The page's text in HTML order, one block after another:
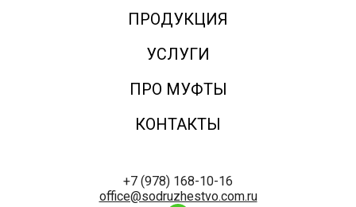
ПРОДУКЦИЯ
УСЛУГИ
ПРО МУФТЫ
КОНТАКТЫ
+7 (978) 168-10-16
office@sodruzhestvo.com.ru